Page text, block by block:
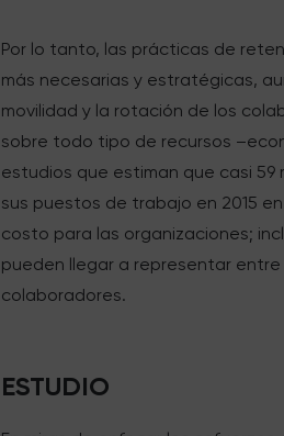
Por lo tanto, las prácticas de
más necesarias y estratégicas,
movilidad y la rotación de los
sobre todo tipo de recursos
estudios que estiman que casi
sus puestos de trabajo en 2015
costo para las organizaciones;
pueden llegar a representar entre
colaboradores.
ESTUDIO